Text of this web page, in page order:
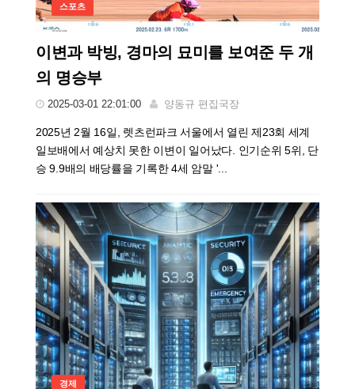
스포츠
이변과 박빙, 경마의 묘미를 보여준 두 개
의 명승부
2025-03-01 22:01:00 양동규 편집국장
2025년 2월 16일, 렛츠런파크 서울에서 열린 제23회 세계
일보배에서 예상치 못한 이변이 일어났다. 인기순위 5위, 단
승 9.9배의 배당률을 기록한 4세 암말 '...
경제